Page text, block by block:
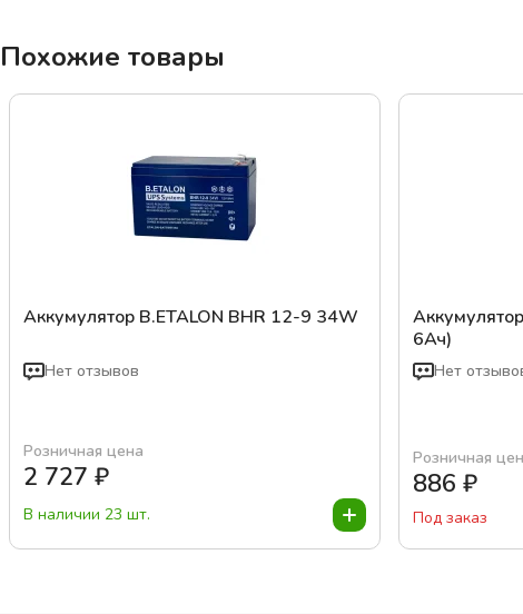
Похожие товары
Аккумулятор B.ETALON BHR 12-9 34W
Нет отзывов
Розничная цена
2 727 ₽
В наличии 23 шт.
6Ач)
Нет
Розничная
886 ₽
Под заказ